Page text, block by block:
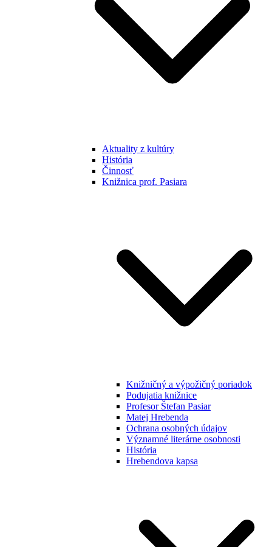
Aktuality z kultúry
História
Činnosť
Knižnica prof. Pasiara
Knižničný a výpožičný poriadok
Podujatia knižnice
Profesor Štefan Pasiar
Matej Hrebenda
Ochrana osobných údajov
Významné literárne osobnosti
História
Hrebendova kapsa